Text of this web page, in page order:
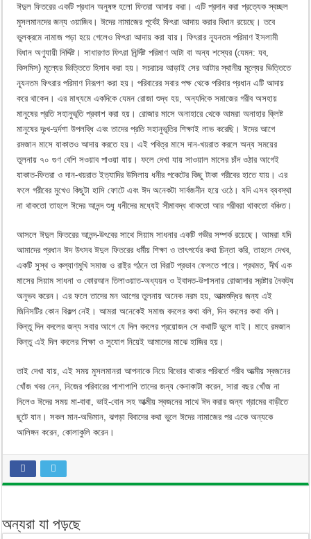
ঈদুল ফিতরের একটি প্রধান অনুষঙ্গ হলো ফিতরা আদায় করা। এটি প্রদান করা প্রত্যেক স্বচ্ছল
মুসলমানদের জন্য ওয়াজিব। ঈদের নামাজের পূর্বেই ফিৎরা আদায় করার বিধান রয়েছে। তবে
ভুলক্রমে নামাজ পড়া হয়ে গেলেও ফিৎরা আদায় করা যায়। ফিৎরার ন্যূনতম পরিমাণ ইসলামী
বিধান অণুযায়ী নির্দ্দিষ্ট। সাধারণত ফিৎরা নির্র্দিষ্ট পরিমাণ আটা বা অন্য শস্যের (যেমন: যব,
কিসমিস) মূল্যের ভিত্তিতে হিসাব করা হয়। সচরাচর আড়াই সের আটার স্থানীয় মূল্যের ভিত্তিতে
ন্যূনতম ফিৎরার পরিমাণ নিরূপণ করা হয়। পরিবারের সবার পক্ষ থেকে পরিবার প্রধান এটি আদায়
করে থাকেন। এর মাধ্যমে একদিকে যেমন রোজা শুদ্ধ হয়, অন্যদিকে সমাজের গরীব অসহায়
মানুষের প্রতি সহানুভূতি প্রকাশ করা হয়। রোজার মাসে অনাহারে থেকে আমরা অনাহার ক্লিষ্ট
মানুষের দূঃখ-দুর্দশা উপলব্ধি এবং তাদের প্রতি সহানুভূতির শিক্ষাই লাভ করেছি। ঈদের আগে
রমজান মাসে যাকাতও আদায় করতে হয়। এই পবিত্র মাসে দান-খয়রাত করলে অন্য সময়ের
তুলনায় ৭০ গুণ বেশি সওয়াব পাওয়া যায়। ফলে দেখা যায় সাওয়াল মাসের চাঁদ ওঠার আগেই
যাকাত-ফিতরা ও দান-খয়রাত ইত্যাদির উসিলায় ধনীর পকেটের কিছু টাকা গরীবের হাতে যায়। এর
ফলে গরীবের মুখেও কিছুটা হাসি ফোটে এবং ঈদ অনেকটা সার্বজনীন হয়ে ওঠে। যদি এসব ব্যবস্থা
না থাকতো তাহলে ঈদের আনন্দ শুধু ধনীদের মধ্যেই সীমাবদ্ধ থাকতো আর গরীবরা থাকতো বঞ্চিত।
আসলে ঈদুল ফিতরের আনন্দ-উৎবের সাথে সিয়াম সাধনার একটি গভীর সম্পর্ক রয়েছে। আমরা যদি
আমাদের প্রধান ঈদ উৎসব ঈদুল ফিতরের ধর্মীয় শিক্ষা ও তাৎপর্যের কথা চিন্তা করি, তাহলে দেখব,
একটি সুস্থ ও কল্যাণমুখি সমাজ ও রাষ্ট্র গঠনে তা বিরাট প্রভাব ফেলতে পারে। প্রথমত, দীর্ঘ এক
মাসের সিয়াম সাধনা ও কোরআন তিলাওয়াত-অধ্যয়ন ও ইবাদত-উপাসনার রোজাদার স্রষ্টার নৈকট্য
অনুভব করেন। এর ফলে তাদের মন আগের তুলনায় অনেক নরম হয়, আত্মশুদ্ধির জন্য এই
জিনিসটির কোন বিকল্প নেই। আমরা অনেকেই সমাজ বদলের কথা বলি, দিন বদলের কথা বলি।
কিন্তু দিন বদলের জন্য সবার আগে যে দিল বদলের প্রয়োজন সে কথাটি ভুলে যাই। মাহে রমজান
কিন্তু এই দিল বদলের শিক্ষা ও সুযোগ নিয়েই আমাদের মাঝে হাজির হয়।
তাই দেখা যায়, এই সময় মুসলমানরা আপনাকে নিয়ে বিভোর থাকার পরিবর্তে গরীব আত্মীয় স্বজনের
খোঁজ খবর নেন, নিজের পরিবারের পাশাপাশি তাদের জন্য কেনাকাটা করেন, সারা বছর খোঁজ না
নিলেও ঈদের সময় মা-বাবা, ভাই-বোন সহ আত্মীয় স্বজনের সাথে ঈদ করার জন্য গ্রামের বাড়ীতে
ছুটে যান। সকল মান-অভিমান, ঝগড়া বিবাদের কথা ভুলে ঈদের নামাজের পর একে অন্যকে
আলিঙ্গন করেন, কোলাকুলি করেন।
অন্যরা যা পড়ছে